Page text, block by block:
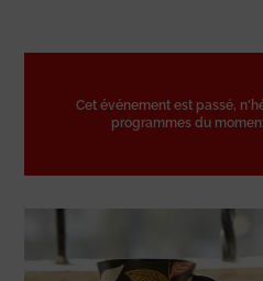
Cet événement est passé,
programmes du